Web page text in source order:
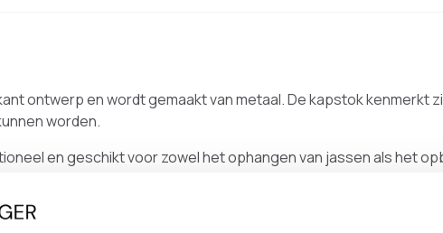
ontwerp en wordt gemaakt van metaal. De kapstok kenmerkt
worden.
en geschikt voor zowel het ophangen van jassen als het
aan op zowel kleine als grote ruimtes. De maximale lengte